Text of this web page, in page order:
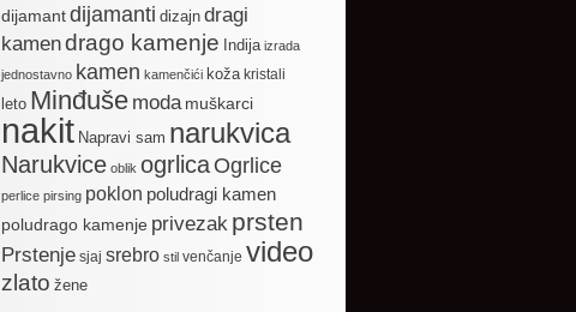
dijamantdijamanti dizajn dragi
kamendrago kamenje Indija izrada
jednostavno kamen kamenčići koža kristali
leto Minđuše moda muškarci
nakit Napravi sam narukvica
Narukvice oblik ogrlicaOgrlice
perlice pirsing poklon poludragi kamen
poludrago kamenje privezak prsten
Prstenje sjaj srebro stil venčanje video
zlato žene